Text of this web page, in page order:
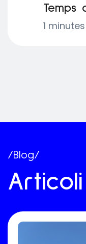
Temps
1 minutes
/Blog/